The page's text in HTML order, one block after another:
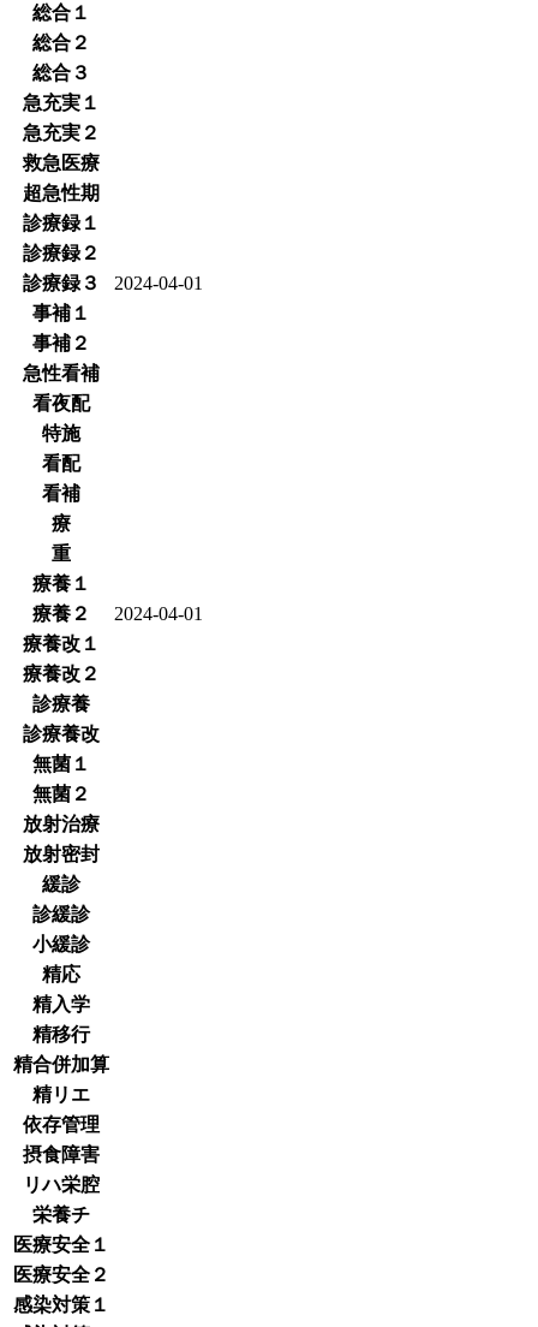
総合１
総合２
総合３
急充実１
急充実２
救急医療
超急性期
診療録１
診療録２
診療録３
2024-04-01
事補１
事補２
急性看補
看夜配
特施
看配
看補
療
重
療養１
療養２
2024-04-01
療養改１
療養改２
診療養
診療養改
無菌１
無菌２
放射治療
放射密封
緩診
診緩診
小緩診
精応
精入学
精移行
精合併加算
精リエ
依存管理
摂食障害
リハ栄腔
栄養チ
医療安全１
医療安全２
感染対策１